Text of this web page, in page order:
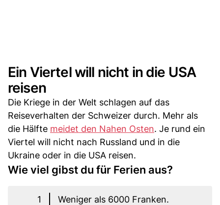
Ein Viertel will nicht in die USA
reisen
Die Kriege in der Welt schlagen auf das
Reiseverhalten der Schweizer durch. Mehr als
die Hälfte meidet den Nahen Osten. Je rund ein
Viertel will nicht nach Russland und in die
Ukraine oder in die USA reisen.
Wie viel gibst du für Ferien aus?
1 Weniger als 6000 Franken.